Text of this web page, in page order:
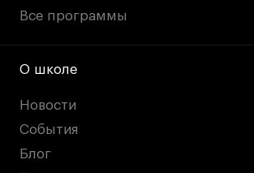
Все программы
О школе
Новости
События
Блог